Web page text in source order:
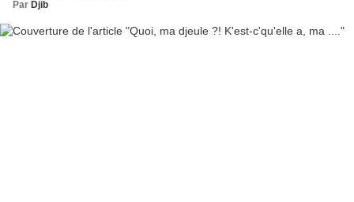
Par Djib